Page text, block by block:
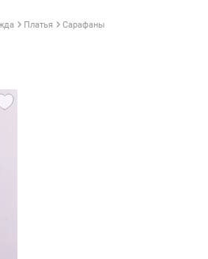
Платья Сарафаны